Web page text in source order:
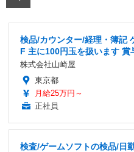
検品/カウンター/経理・簿記
F 主に100円玉を扱います 賞
株式会社山崎屋
東京都
月給25万円～
正社員
検査/ゲームソフトの検品/日